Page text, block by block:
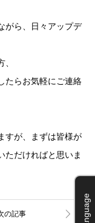
がら、日々アップデ
たらお気軽にご連絡
すが、まずは皆様が
ただければと思いま
Language